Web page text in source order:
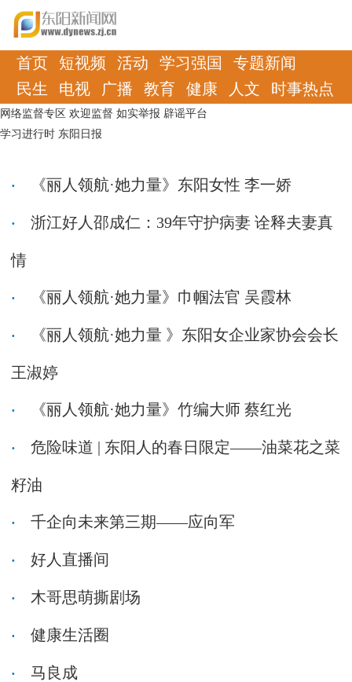
首页 短视频 活动 学习强国
专题新闻
民生
电视 广播 教育 健康 人文 时事热点
网络监督专区 欢迎监督 如实举报 辟谣平台
学习进行时 东阳日报
《丽人领航·她力量》东阳女性 李一娇
浙江好人邵成仁：39年守护病妻 诠释夫妻真
情
《丽人领航·她力量》巾帼法官 吴霞林
《丽人领航·她力量 》东阳女企业家协会会长
王淑婷
《丽人领航·她力量》竹编大师 蔡红光
危险味道 | 东阳人的春日限定——油菜花之菜
籽油
千企向未来第三期——应向军
好人直播间
木哥思萌撕剧场
健康生活圈
马良成